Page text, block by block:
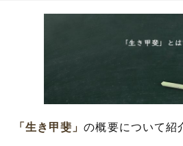
「生き甲斐」とは?
「生き甲斐」を使った例文
「生き甲斐」の反対語
「生き甲斐」の英語と解釈
「生き甲斐」の概要について紹